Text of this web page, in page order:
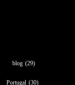
blog (29)
Portugal (30)